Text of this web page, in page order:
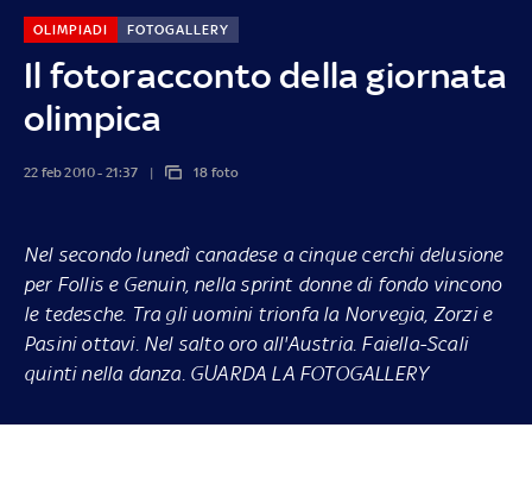
Il fotoracconto della giornata
olimpica
OLIMPIADI FOTOGALLERY
22 feb 2010 - 21:37 18 foto
Nel secondo lunedì canadese a cinque cerchi delusione
per Follis e Genuin, nella sprint donne di fondo vincono
le tedesche. Tra gli uomini trionfa la Norvegia, Zorzi e
Pasini ottavi. Nel salto oro all'Austria. Faiella-Scali
quinti nella danza. GUARDA LA FOTOGALLERY